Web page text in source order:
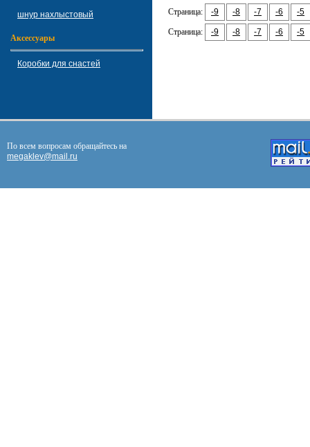
шнур нахлыстовый
Аксессуары
Коробки для снастей
Страница: -9 -8 -7 -6 -5
Страница: -9 -8 -7 -6 -5
По всем вопросам обращайтесь на
megaklev@mail.ru